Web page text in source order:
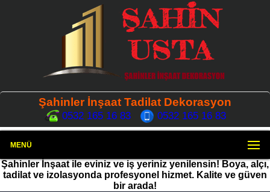
Şahinler İnşaat Tadilat Dekorasyon
0532 165 16 83 0532 165 16 83
MENÜ
Şahinler İnşaat ile eviniz ve iş yeriniz yenilensin! Boya, alçı,
tadilat ve izolasyonda profesyonel hizmet. Kalite ve güven
bir arada!